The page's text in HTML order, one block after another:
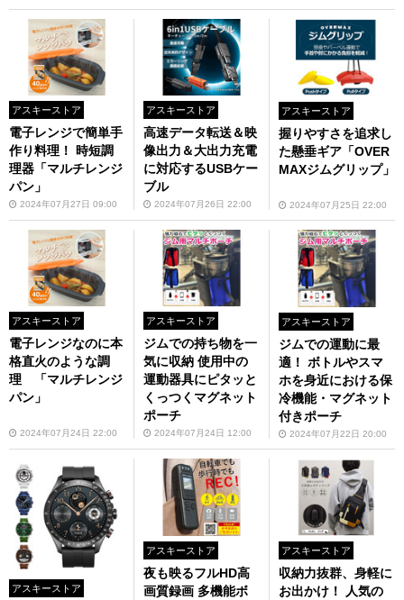
アスキーストア
電子レンジで簡単手
作り料理！ 時短調
理器「マルチレンジ
パン」
2024年07月27日 09:00
アスキーストア
高速データ転送＆映
像出力＆大出力充電
に対応するUSBケー
ブル
2024年07月26日 22:00
アスキーストア
握りやすさを追求し
た懸垂ギア「OVER
MAXジムグリップ」
2024年07月25日 22:00
アスキーストア
電子レンジなのに本
格直火のような調
理 「マルチレンジ
パン」
2024年07月24日 22:00
アスキーストア
ジムでの持ち物を一
気に収納 使用中の
運動器具にピタッと
くっつくマグネット
ポーチ
2024年07月24日 12:00
アスキーストア
ジムでの運動に最
適！ ボトルやスマ
ホを身近における保
冷機能・マグネット
付きポーチ
2024年07月22日 20:00
アスキーストア
アスキーストア
夜も映るフルHD高
画質録画 多機能ボ
アスキーストア
収納力抜群、身軽に
お出かけ！ 人気の